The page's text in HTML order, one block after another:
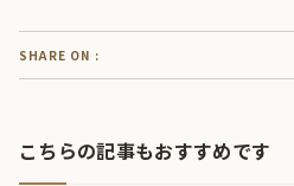
SHARE ON :
こちらの記事もおすすめです